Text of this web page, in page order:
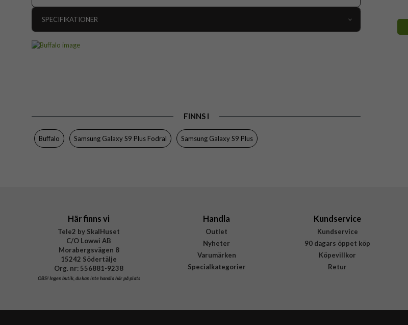
SPECIFIKATIONER
Varumärke
FINNS I
Buffalo Samsung Galaxy S9 Plus Fodral Samsung Galaxy S9 Plus
Här finns vi
Tele2 by SkalHuset
C/O Lowwi AB
Morabergsvägen 8
15242 Södertälje
Org. nr: 556881-9238
OBS!Ingen butik, du kan inte handla här på plats
Handla
Outlet
Nyheter
Varumärken
Specialkategorier
Kundservice
Kundservice
90 dagars öppet köp
Köpevillkor
Retur